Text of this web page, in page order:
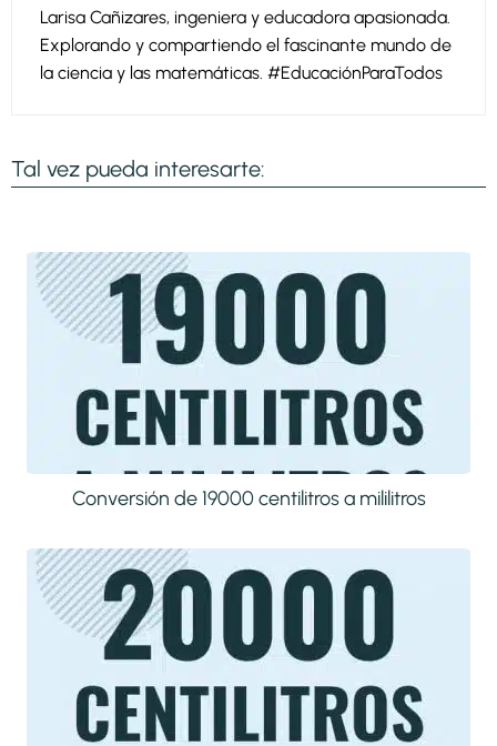
Larisa Cañizares, ingeniera y educadora apasionada.
Explorando y compartiendo el fascinante mundo de
la ciencia y las matemáticas. #EducaciónParaTodos
Tal vez pueda interesarte:
Conversión de 19000 centilitros a mililitros